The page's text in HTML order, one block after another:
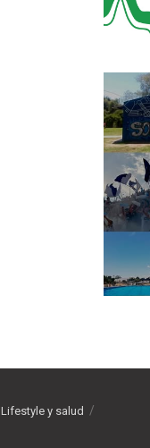
Lifestyle y salud